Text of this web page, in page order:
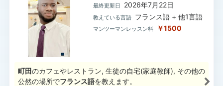
最終更新日 2026年7月22日
教えている言語 フランス語 + 他1言語
マンツーマンレッスン料 ￥1500
町田のカフェやレストラン, 生徒の自宅(家庭教師), その他の
公然の場所でフランス語を教えます。